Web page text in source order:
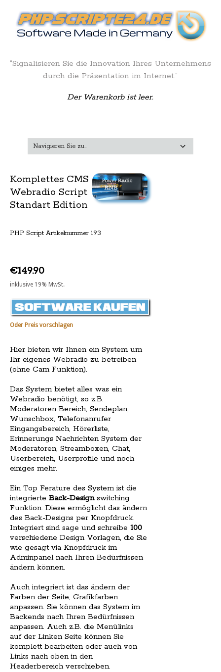
“Signalisieren Sie die Innovation Ihres Unternehmens
durch die Präsentation im Internet.”
Der Warenkorb ist leer.
Komplettes CMS
Webradio Script
Standart Edition
PHP Script Artikelnummer 193
€149.90
inklusive 19% MwSt.
Oder Preis vorschlagen
Hier bieten wir Ihnen ein System um
Ihr eigenes Webradio zu betreiben
(ohne Cam Funktion).
Das System bietet alles was ein
Webradio benötigt, so z.B.
Moderatoren Bereich, Sendeplan,
Wunschbox, Telefonanrufer
Eingangsbereich, Hörerliste,
Erinnerungs Nachrichten System der
Moderatoren, Streamboxen, Chat,
Userbereich, Userprofile und noch
einiges mehr.
Ein Top Ferature des System ist die
integrierte Back-Designswitching
Funktion. Diese ermöglicht das ändern
des Back-Designs per Knopfdruck.
Integriert sind sage und schreibe 100
verschiedene Design Vorlagen, die Sie
wie gesagt via Knopfdruck im
Adminpanel nach Ihren Bedürfnissen
ändern können.
Auch integriert ist das ändern der
Farben der Seite, Grafikfarben
anpassen. Sie können das System im
Backends nach Ihren Bedürfnissen
anpassen. Auch z.B. die Menülinks
auf der Linken Seite können Sie
komplett bearbeiten oder auch von
Links nach oben in den
Headerbereich verschieben.